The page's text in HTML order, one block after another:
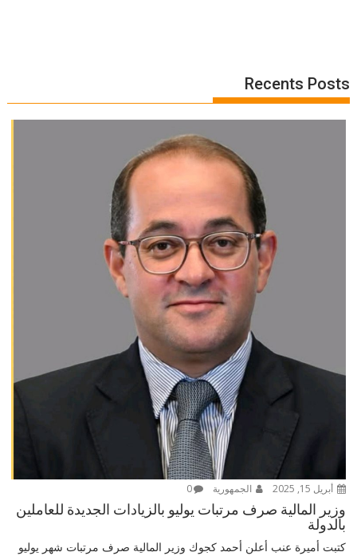
Recents Posts
أبريل 15, 2025 الجمهورية 0
وزير المالية صرف مرتبات يوليو بالزيادات الجديدة للعاملين
بالدولة
كتبت أميرة عنب أعلن أحمد كجوك وزير المالية صرف مرتبات شهر يوليو